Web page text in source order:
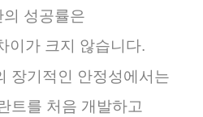
성공률은
이가 크지 않습니다.
장기적인 안정성에서는
트를 처음 개발하고